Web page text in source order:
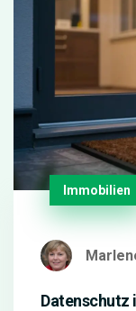
Immobilien
Datenschutz